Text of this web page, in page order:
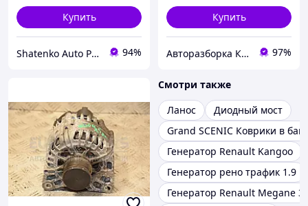
Купить
Shatenko Auto Parts 94%
Купить
Авторазборка Киев б/у автозапчасти 97%
Смотри также
Ланос
Диодный мост
Grand SCENIC Коврики в
Генератор Renault Kangoo
Генератор рено трафик 1.9
Генератор Renault Megane 3